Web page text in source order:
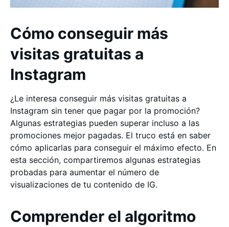
Cómo conseguir más
visitas gratuitas a
Instagram
¿Le interesa conseguir más visitas gratuitas a
Instagram sin tener que pagar por la promoción?
Algunas estrategias pueden superar incluso a las
promociones mejor pagadas. El truco está en saber
cómo aplicarlas para conseguir el máximo efecto. En
esta sección, compartiremos algunas estrategias
probadas para aumentar el número de
visualizaciones de tu contenido de IG.
Comprender el algoritmo